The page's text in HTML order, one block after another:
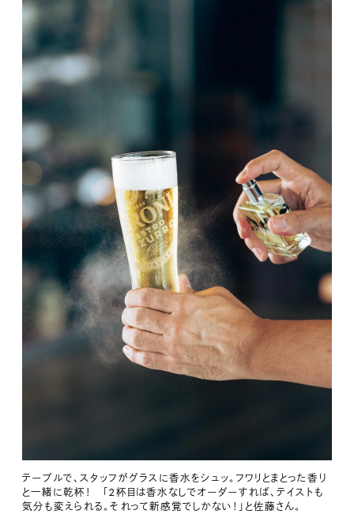
テーブルで、スタッフがグラスに香水をシュッ。フワリとまとった香り
と一緒に乾杯！ 「2杯目は香水なしでオーダーすれば、テイストも
気分も変えられる。それって新感覚でしかない！」と佐藤さん。